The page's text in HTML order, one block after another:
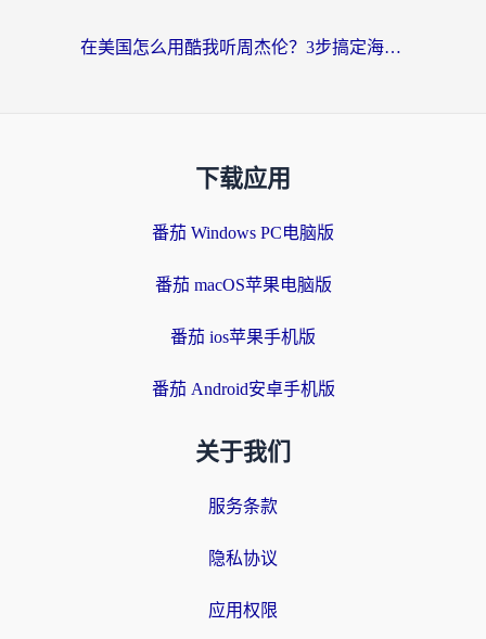
在美国怎么用酷我听周杰伦？3步搞定海外听歌难题
下载应用
番茄 Windows PC电脑版
番茄 macOS苹果电脑版
番茄 ios苹果手机版
番茄 Android安卓手机版
关于我们
服务条款
隐私协议
应用权限